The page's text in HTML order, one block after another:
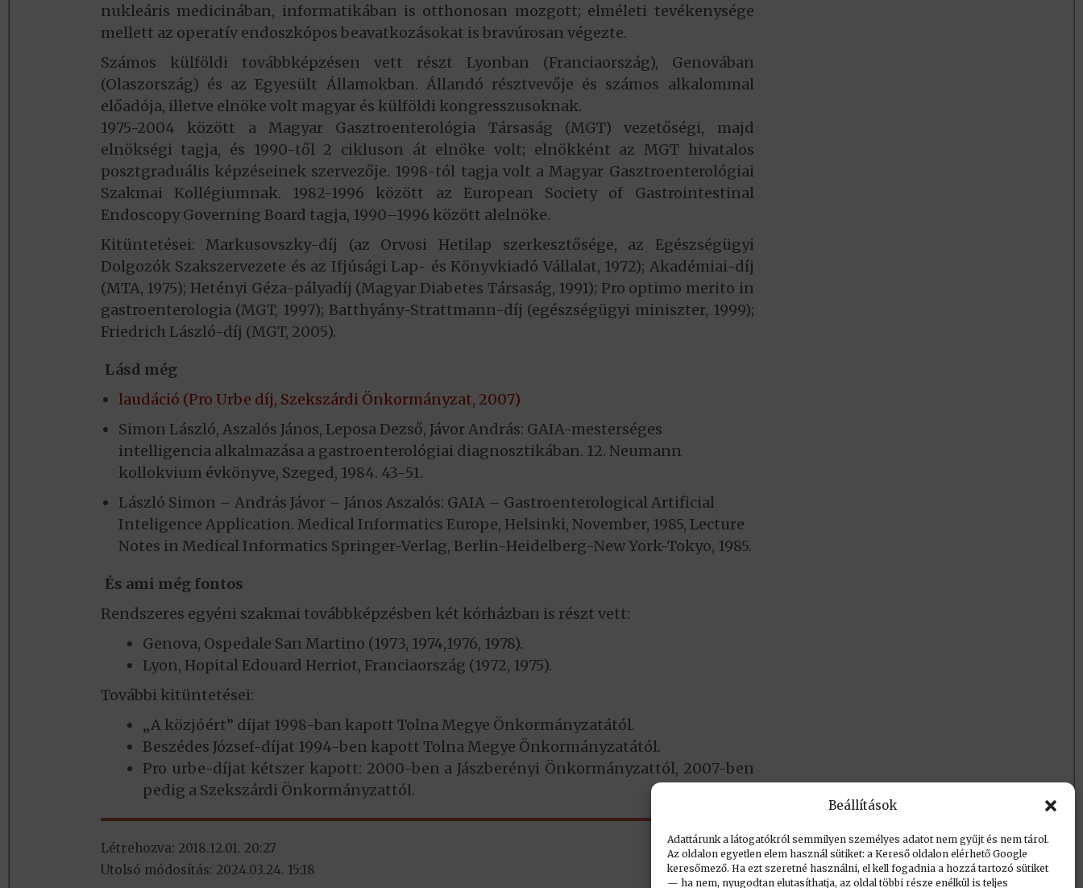
Beállítások
Adattárunk a látogatókról semmilyen személyes adatot nem gyűjt és nem tárol.
Az oldalon egyetlen elem használ sütiket: a Kereső oldalon elérhető Google
keresőmező. Ha ezt szeretné használni, el kell fogadnia a hozzá tartozó sütiket
— ha nem, nyugodtan elutasíthatja, az oldal többi része enélkül is teljes
nukleáris medicinában, informatikában is otthonosan mozgott; elméleti tevékenysége
mellett az operatív endoszkópos beavatkozásokat is bravúrosan végezte.
Számos külföldi továbbképzésen vett részt Lyonban (Franciaország), Genovában
(Olaszország) és az Egyesült Államokban. Állandó résztvevője és számos alkalommal
előadója, illetve elnöke volt magyar és külföldi kongresszusoknak.
1975-2004 között a Magyar Gasztroenterológia Társaság (MGT) vezetőségi, majd
elnökségi tagja, és 1990-től 2 cikluson át elnöke volt; elnökként az MGT hivatalos
posztgraduális képzéseinek szervezője. 1998-tól tagja volt a Magyar Gasztroenterológiai
Szakmai Kollégiumnak. 1982-1996 között az European Society of Gastrointestinal
Endoscopy Governing Board tagja, 1990–1996 között alelnöke.
Kitüntetései: Markusovszky-díj (az Orvosi Hetilap szerkesztősége, az Egészségügyi
Dolgozók Szakszervezete és az Ifjúsági Lap- és Könyvkiadó Vállalat, 1972); Akadémiai-díj
(MTA, 1975); Hetényi Géza-pályadíj (Magyar Diabetes Társaság, 1991); Pro optimo merito in
gastroenterologia (MGT, 1997); Batthyány-Strattmann-díj (egészségügyi miniszter, 1999);
Friedrich László-díj (MGT, 2005).
Lásd még
laudáció (Pro Urbe díj, Szekszárdi Önkormányzat, 2007)
Simon László, Aszalós János, Leposa Dezső, Jávor András: GAIA-mesterséges
intelligencia alkalmazása a gastroenterológiai diagnosztikában. 12. Neumann
kollokvium évkönyve, Szeged, 1984. 43-51.
László Simon – András Jávor – János Aszalós: GAIA – Gastroenterological Artificial
Inteligence Application. Medical Informatics Europe, Helsinki, November, 1985, Lecture
Notes in Medical Informatics Springer-Verlag, Berlin-Heidelberg-New York-Tokyo, 1985.
És ami még fontos
Rendszeres egyéni szakmai továbbképzésben két kórházban is részt vett:
Genova, Ospedale San Martino (1973, 1974,1976, 1978).
Lyon, Hopital Edouard Herriot, Franciaország (1972, 1975).
További kitüntetései:
„A közjóért” díjat 1998-ban kapott Tolna Megye Önkormányzatától.
Beszédes József-díjat 1994-ben kapott Tolna Megye Önkormányzatától.
Pro urbe-díjat kétszer kapott: 2000-ben a Jászberényi Önkormányzattól, 2007-ben
pedig a Szekszárdi Önkormányzattól.
Létrehozva: 2018.12.01. 20:27
Utolsó módosítás: 2024.03.24. 15:18